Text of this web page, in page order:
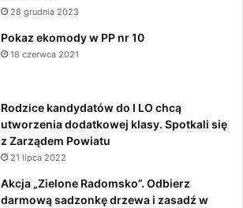
28 grudnia 2023
Pokaz ekomody w PP nr 10
18 czerwca 2021
Rodzice kandydatów do I LO chcą
utworzenia dodatkowej klasy. Spotkali się
z Zarządem Powiatu
21 lipca 2022
Akcja „Zielone Radomsko”. Odbierz
darmową sadzonkę drzewa i zasadź w